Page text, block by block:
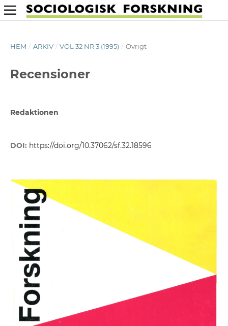
HEM / ARKIV / VOL 32 NR 3 (1995) / Övrigt
Recensioner
Redaktionen
DOI: https://doi.org/10.37062/sf.32.18596